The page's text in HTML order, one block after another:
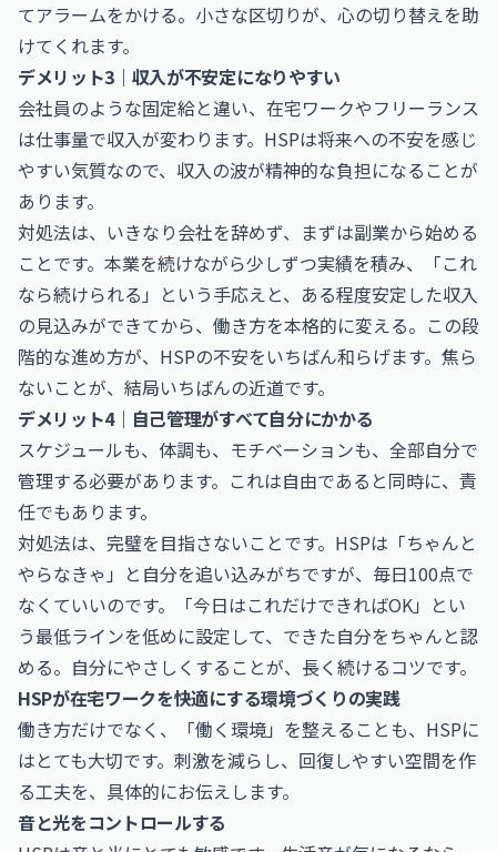
てアラームをかける。小さな区切りが、心の切り替えを助
けてくれます。
デメリット3｜収入が不安定になりやすい
会社員のような固定給と違い、在宅ワークやフリーランス
は仕事量で収入が変わります。HSPは将来への不安を感じ
やすい気質なので、収入の波が精神的な負担になることが
あります。
対処法は、いきなり会社を辞めず、まずは副業から始める
ことです。本業を続けながら少しずつ実績を積み、「これ
なら続けられる」という手応えと、ある程度安定した収入
の見込みができてから、働き方を本格的に変える。この段
階的な進め方が、HSPの不安をいちばん和らげます。焦ら
ないことが、結局いちばんの近道です。
デメリット4｜自己管理がすべて自分にかかる
スケジュールも、体調も、モチベーションも、全部自分で
管理する必要があります。これは自由であると同時に、責
任でもあります。
対処法は、完璧を目指さないことです。HSPは「ちゃんと
やらなきゃ」と自分を追い込みがちですが、毎日100点で
なくていいのです。「今日はこれだけできればOK」とい
う最低ラインを低めに設定して、できた自分をちゃんと認
める。自分にやさしくすることが、長く続けるコツです。
HSPが在宅ワークを快適にする環境づくりの実践
働き方だけでなく、「働く環境」を整えることも、HSPに
はとても大切です。刺激を減らし、回復しやすい空間を作
る工夫を、具体的にお伝えします。
音と光をコントロールする